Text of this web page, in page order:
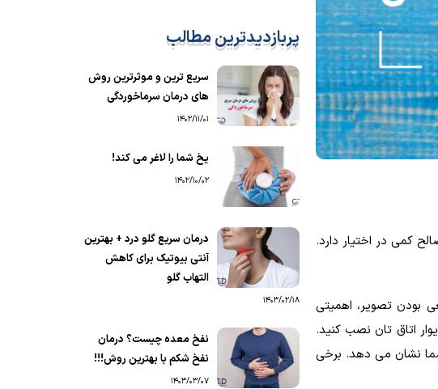
کمی در اختیار دارد.
بودن تصویر، اهمیتی
اتاق تان نصب کنید.
نشان می دهد. برخی
پربازدیدترین مطالب
سریع ترین و موثرترین روش
های درمان سرماخوردگی
1402/11/01
یخ شما را لاغر می کند!
1402/10/02
درمان سریع گلو درد + بهترین
آنتی بیوتیک برای کاهش
التهاب گلو
1403/02/18
نفخ معده چیست؟ درمان
نفخ شکم با بهترین روش!!!
1403/03/07